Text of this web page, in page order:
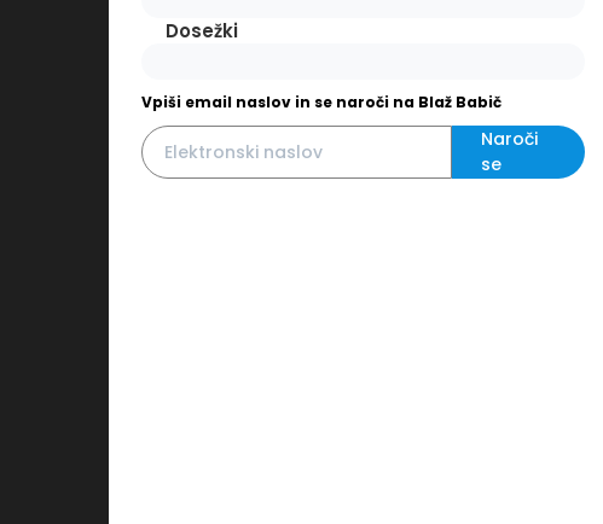
Dosežki
Vpiši email naslov in se naroči na Blaž Babič
Naroči
se